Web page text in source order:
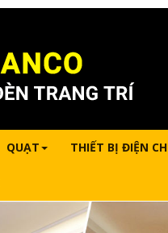
QUẠT THIẾT BỊ ĐIỆN